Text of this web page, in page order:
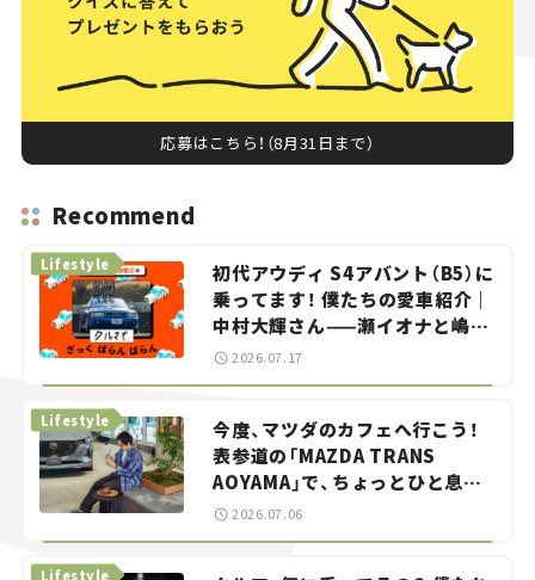
応募はこちら！（8月31日まで）
Recommend
初代アウディ S4アバント（B5）に
乗ってます！ 僕たちの愛車紹介｜
中村大輝さん——瀬イオナと嶋田
智之の「クルマでざっくばらんば
Lifestyle
2026.07.17
今度、マツダのカフェへ行こう！
表参道の「MAZDA TRANS
AOYAMA」で、ちょっとひと息。
——連載｜CCGとクルマでどうす
Lifestyle
2026.07.06
Lifestyle